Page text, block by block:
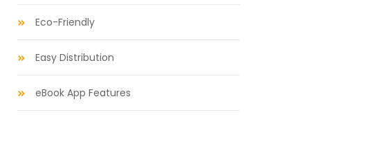
Eco-Friendly
Easy Distribution
eBook App Features